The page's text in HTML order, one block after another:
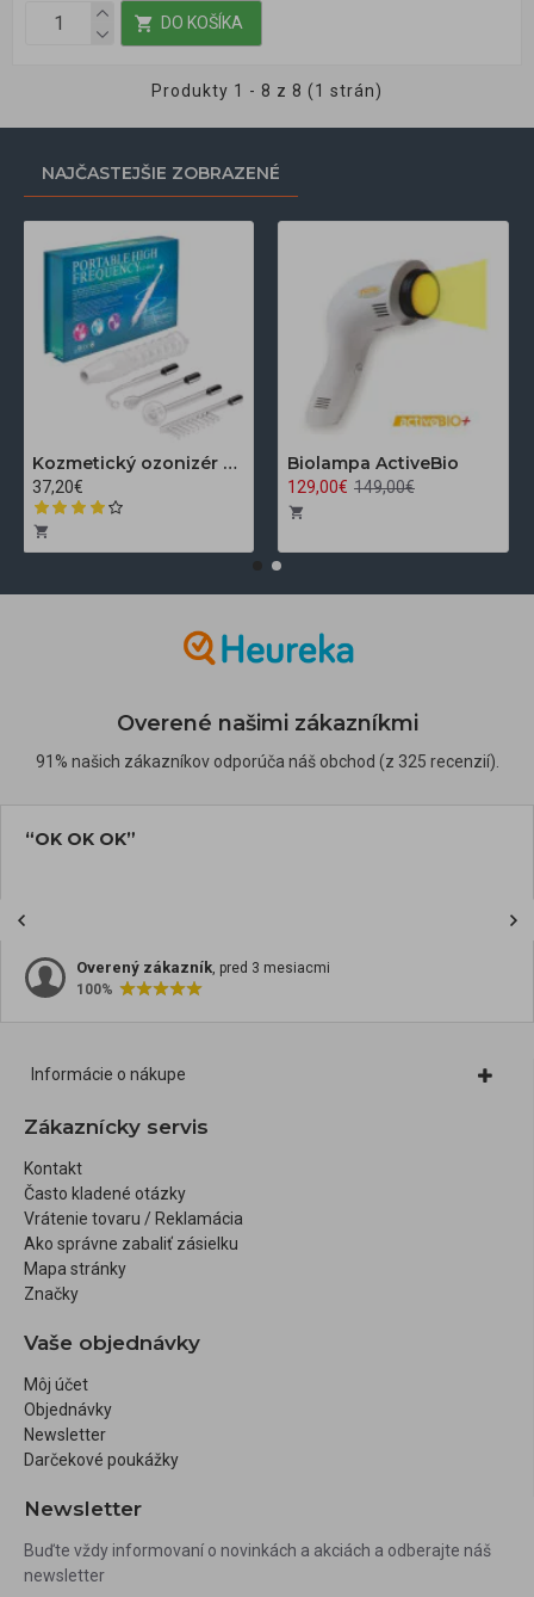
DO KOŠÍKA
Produkty 1 - 8 z 8 (1 strán)
NAJČASTEJŠIE ZOBRAZENÉ
Kozmetický ozonizér Darsonval LZ-006A
37,20€
Biolampa ActiveBio
129,00€ 149,00€
Overené našimi zákazníkmi
91% našich zákazníkov odporúča náš obchod (z 325 recenzií).
“OK OK OK”
Overený zákazník, pred 3 mesiacmi
100%
Informácie o nákupe
Zákaznícky servis
Kontakt
Často kladené otázky
Vrátenie tovaru / Reklamácia
Ako správne zabaliť zásielku
Mapa stránky
Značky
Vaše objednávky
Môj účet
Objednávky
Newsletter
Darčekové poukážky
Newsletter
Buďte vždy informovaní o novinkách a akciách a odberajte náš
newsletter